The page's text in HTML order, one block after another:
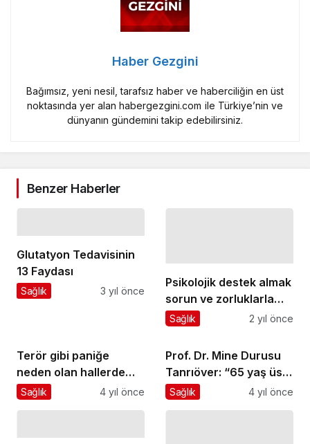
Haber Gezgini
Bağımsız, yeni nesil, tarafsız haber ve haberciliğin en üst
noktasında yer alan habergezgini.com ile Türkiye’nin ve
dünyanın gündemini takip edebilirsiniz.
Benzer Haberler
Glutatyon Tedavisinin
13 Faydası
Sağlık 3 yıl önce
Psikolojik destek almak
sorun ve zorluklarla
baş etmeyi öğretiyor
Sağlık 2 yıl önce
Terör gibi paniğe
neden olan hallerde
nasıl davranılmalı
Sağlık 4 yıl önce
Prof. Dr. Mine Durusu
Tanrıöver: “65 yaş üstü
kişiler, gebeler ve
Sağlık 4 yıl önce